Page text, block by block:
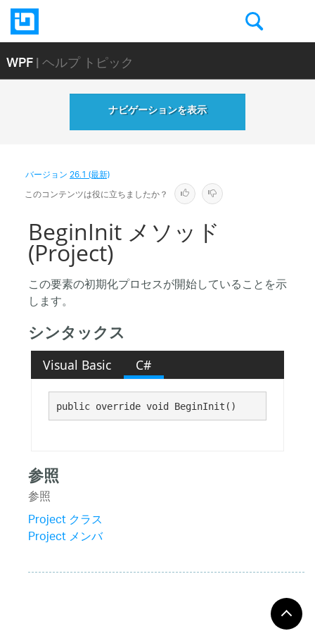
WPF| ヘルプ トピック
ナビゲーションを表示
バージョン26.1 (最新)
このコンテンツは役に立ちましたか？
BeginInit メソッド
(Project)
この要素の初期化プロセスが開始していることを示
します。
シンタックス
Visual Basic C#
public override void BeginInit()
参照
参照
Project クラス
Project メンバ